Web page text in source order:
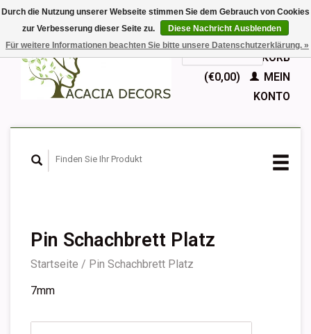
EUR
GBPDeutsch
Nederlands
English
IHR WARENKORB
(€0,00)
MEIN
KONTO
Pin Schachbrett Platz
Startseite / Pin Schachbrett Platz
7mm
Durch die Nutzung unserer Webseite stimmen Sie dem Gebrauch von Cookies
zur Verbesserung dieser Seite zu.
Diese Nachricht Ausblenden
Für weitere Informationen beachten Sie bitte unsere Datenschutzerklärung. »